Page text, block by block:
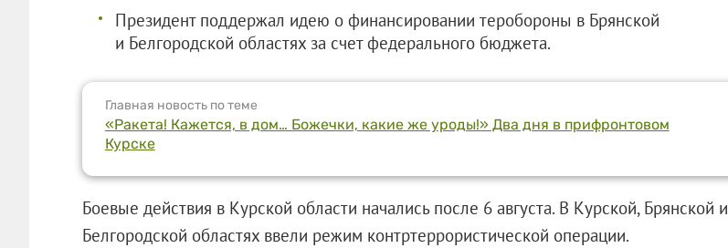
Президент поддержал идею о финансировании теробороны в Брянской
и Белгородской областях за счет федерального бюджета.
Главная новость по теме
«Ракета! Кажется, в дом… Божечки, какие же уроды!» Два дня в прифронтовом
Курске
Боевые действия в Курской области начались после 6 августа. В Курской, Брянской и
Белгородской областях ввели режим контртеррористической операции.